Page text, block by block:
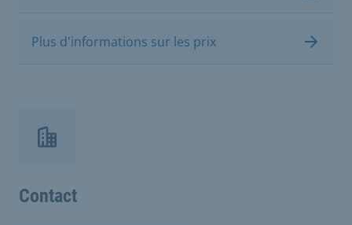
Plus d'informations sur les prix
Contact